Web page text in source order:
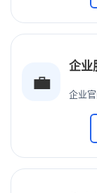
💼
企业
企业